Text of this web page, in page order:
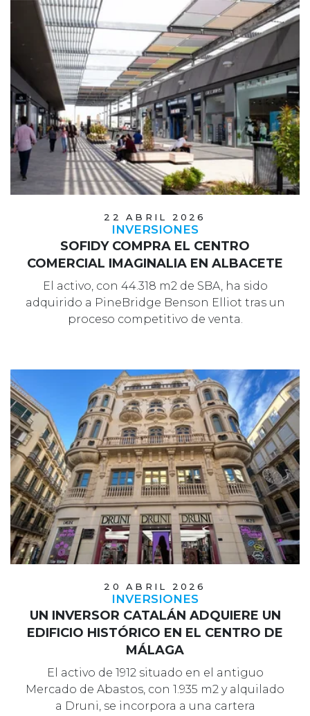
22 ABRIL 2026
INVERSIONES
SOFIDY COMPRA EL CENTRO
COMERCIAL IMAGINALIA EN ALBACETE
El activo, con 44.318 m2 de SBA, ha sido
adquirido a PineBridge Benson Elliot tras un
proceso competitivo de venta.
20 ABRIL 2026
INVERSIONES
UN INVERSOR CATALÁN ADQUIERE UN
EDIFICIO HISTÓRICO EN EL CENTRO DE
MÁLAGA
El activo de 1912 situado en el antiguo
Mercado de Abastos, con 1.935 m2 y alquilado
a Druni, se incorpora a una cartera